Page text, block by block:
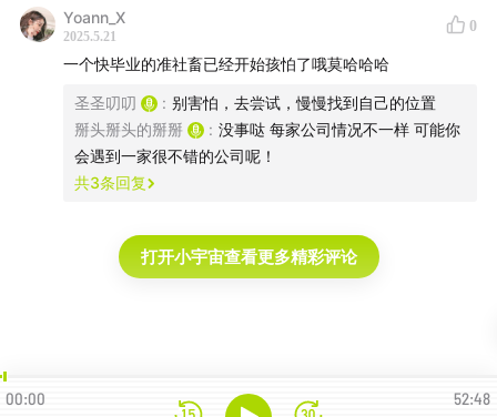
Yoann_X
2025.5.21
0
一个快毕业的准社畜已经开始孩怕了哦莫哈哈哈
圣圣叨叨 : 别害怕，去尝试，慢慢找到自己的位置
掰头掰头的掰掰
: 没事哒 每家公司情况不一样 可能你
会遇到一家很不错的公司呢！
共3条回复
打开小宇宙查看更多精彩评论
00:00 52:48